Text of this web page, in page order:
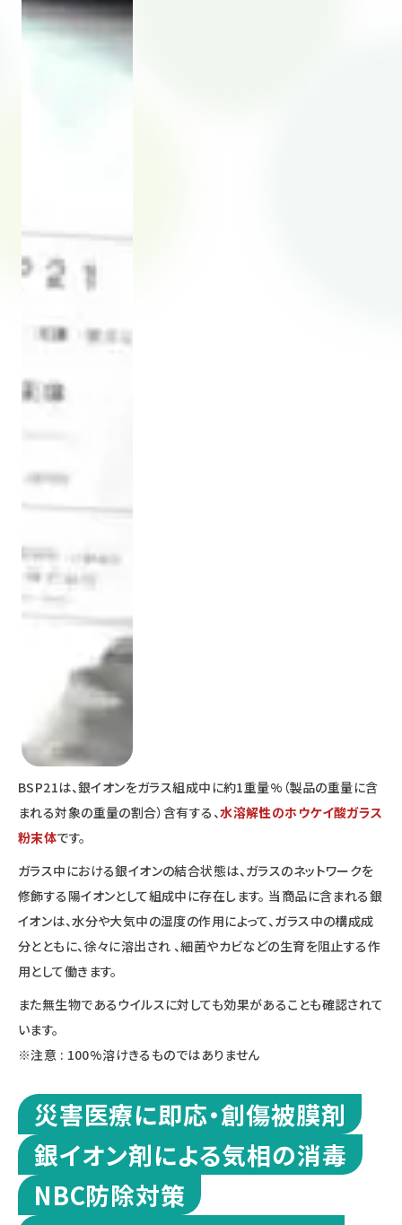
BSP21は、銀イオンをガラス組成中に約1重量%（製品の重量に含
まれる対象の重量の割合）含有する、水溶解性のホウケイ酸ガラス
粉末体です。
ガラス中における銀イオンの結合状態は、ガラスのネットワークを
修飾する陽イオンとして組成中に存在します。 当商品に含まれる銀
イオンは、水分や大気中の湿度の作用によって、ガラス中の構成成
分とともに、徐々に溶出され 、細菌やカビなどの生育を阻止する作
用として働きます。
また無生物であるウイルスに対しても効果があることも確認されて
います。
※注意 : 100%溶けきるものではありません
災害医療に即応・創傷被膜剤
銀イオン剤による気相の消毒
NBC防除対策